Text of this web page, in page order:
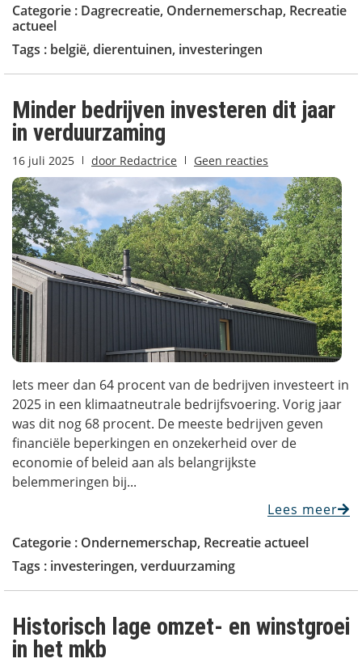
Categorie : Dagrecreatie, Ondernemerschap, Recreatie
actueel
Tags : belgië, dierentuinen, investeringen
Minder bedrijven investeren dit jaar
in verduurzaming
16 juli 2025 door Redactrice Geen reacties
Iets meer dan 64 procent van de bedrijven investeert in
2025 in een klimaatneutrale bedrijfsvoering. Vorig jaar
was dit nog 68 procent. De meeste bedrijven geven
financiële beperkingen en onzekerheid over de
economie of beleid aan als belangrijkste
belemmeringen bij...
Lees meer
Categorie : Ondernemerschap, Recreatie actueel
Tags : investeringen, verduurzaming
Historisch lage omzet- en winstgroei
in het mkb